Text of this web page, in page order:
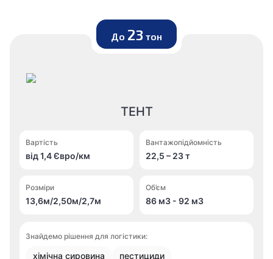
До 23 тон
ТЕНТ
Вартість
від 1,4 Євро/км
Вантажопідйомність
22,5 – 23 т
Розміри
13,6м/2,50м/2,7м
Об’єм
86 м3 - 92 м3
Знайдемо рішення для логістики:
хімічна сировина пестициди